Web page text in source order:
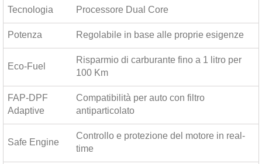
Tecnologia Processore Dual Core
Potenza Regolabile in base alle proprie esigenze
Eco-Fuel
Risparmio di carburante fino a 1 litro per
100 Km
FAP-DPF
Adaptive
Compatibilità per auto con filtro
antiparticolato
Safe Engine
Controllo e protezione del motore in real-
time